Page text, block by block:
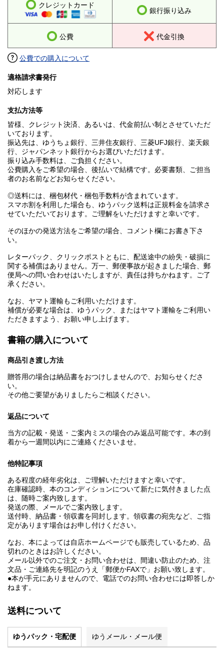
クレジットカード
銀行振り込み
公費 代金引換
公費での購入について
適格請求書発行
対応します
支払方法等
皆様、クレジット決済、あるいは、代金前払い制とさせていただ
いております。
振込先は、ゆうちょ銀行、三井住友銀行、三菱UFJ銀行、楽天銀
行、ジャパンネット銀行からお選びいただけます。
振り込み手数料は、ご負担ください。
公費購入をご希望の場合、後払いで結構です。必要書類、ご担当
者のお名前などお知らせください。
◎送料には、梱包材代・梱包手数料が含まれています。
スマホ割を利用した場合も、ゆうパック送料は正規料金を請求さ
せていただいております。ご理解をいただけますと幸いです。
そのほかの発送方法をご希望の場合、コメント欄にお書き下さ
い。
レターパック、クリックポストともに、配送途中の紛失・破損に
関する補償はありません。万一、郵便事故が起きました場合、郵
便局への問い合わせはいたしますが、責任は持ちかねます。ご了
承ください。
なお、ヤマト運輸もご利用いただけます。
補償が必要な場合は、ゆうパック、またはヤマト運輸をご利用い
ただきますよう、お願い申し上げます。
書籍の購入について
商品引き渡し方法
贈答用の場合は納品書をおつけしませんので、お知らせくださ
い。
その他ご要望がありましたらご相談ください。
返品について
当方の記載・発送・ご案内ミスの場合のみ返品可能です。本の到
着から一週間以内にご連絡くださいませ。
他特記事項
ある程度の経年劣化は、ご理解いただけますと幸いです。
在庫確認時、本のコンディションについて新たに気付きました点
は、随時ご案内致します。
発送の際、メールでご案内致します。
送付時、納品書・領収書を同封します。領収書の宛先など、ご指
定があります場合はお申し付けください。
なお、本によっては自店ホームページでも販売しているため、品
切れのときはお許しください。
メール以外でのご注文・お問い合わせは、間違い防止のため、注
文品・ご連絡先を明記のうえ「郵便かFAXで」お願い致します。
●本が手元にありませんので、電話でのお問い合わせには即答しか
ねます。
送料について
ゆうパック・宅配便 ゆうメール・メール便